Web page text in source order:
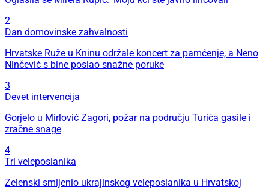
2
Dan domovinske zahvalnosti
Hrvatske Ruže u Kninu održale koncert za pamćenje, a Neno
Ninčević s bine poslao snažne poruke
3
Devet intervencija
Gorjelo u Mirlović Zagori, požar na području Turića gasile i
zračne snage
4
Tri veleposlanika
Zelenski smijenio ukrajinskog veleposlanika u Hrvatskoj